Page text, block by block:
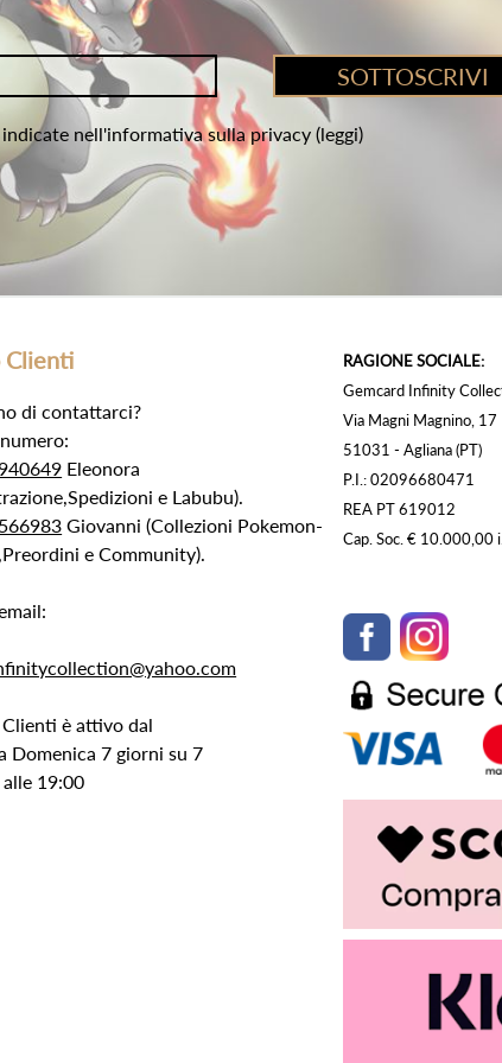
nell'informativa sulla privacy (leggi)
Clienti
di contattarci?
Eleonora
e Labubu).
Giovanni (Collezioni Pokemon-
e Community).
è attivo dal
Domenica 7 giorni su 7
19:00
RAGIONE SOCIALE:
Gemcard Infinity
Via Magni Magnino, 17
51031 - Agliana (PT)
P.I.: 02096680471
REA PT 619012
Cap. Soc. € 10.000,00